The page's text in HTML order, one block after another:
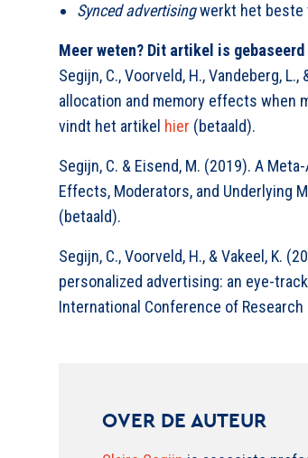
Synced advertisingwerkt het beste
Meer weten? Dit artikel is
Segijn, C., Voorveld, H., Vandeberg,
allocation and memory effects when
vindt het artikel hier (betaald).
Segijn, C. & Eisend, M. (2019). A
Effects, Moderators, and Underlying
(betaald).
Segijn, C., Voorveld, H., & Vakeel, K.
personalized advertising: an eye-
International Conference of
OVER DE AUTEUR